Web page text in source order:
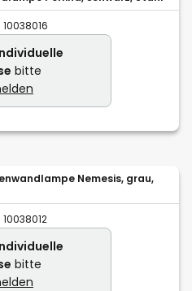
10038016
bitte
Nemesis, grau,
10038012
bitte